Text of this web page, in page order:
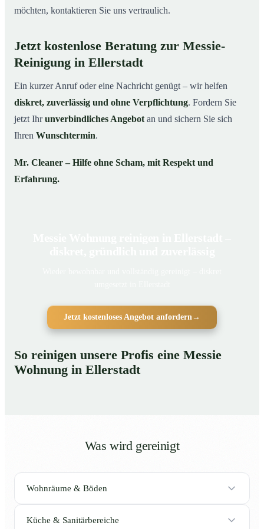
möchten, kontaktieren Sie uns vertraulich.
Jetzt kostenlose Beratung zur Messie-
Reinigung in Ellerstadt
Ein kurzer Anruf oder eine Nachricht genügt – wir helfen
diskret, zuverlässig und ohne Verpflichtung. Fordern Sie
jetzt Ihrunverbindliches Angebot an und sichern Sie sich
Ihren Wunschtermin.
Mr. Cleaner – Hilfe ohne Scham, mit Respekt und
Erfahrung.
Jetzt kostenloses Angebot anfordern→
So reinigen unsere Profis eine Messie
Wohnung in Ellerstadt
Was wird gereinigt
Wohnräume & Böden
Küche & Sanitärbereiche